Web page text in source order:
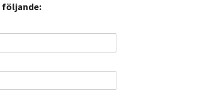
följande: